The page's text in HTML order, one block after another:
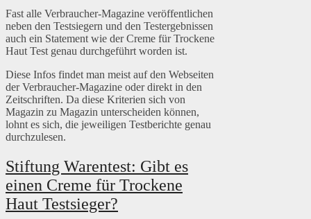
Fast alle Verbraucher-Magazine veröffentlichen
neben den Testsiegern und den Testergebnissen
auch ein Statement wie der Creme für Trockene
Haut Test genau durchgeführt worden ist.
Diese Infos findet man meist auf den Webseiten
der Verbraucher-Magazine oder direkt in den
Zeitschriften. Da diese Kriterien sich von
Magazin zu Magazin unterscheiden können,
lohnt es sich, die jeweiligen Testberichte genau
durchzulesen.
Stiftung Warentest: Gibt es
einen Creme für Trockene
Haut Testsieger?